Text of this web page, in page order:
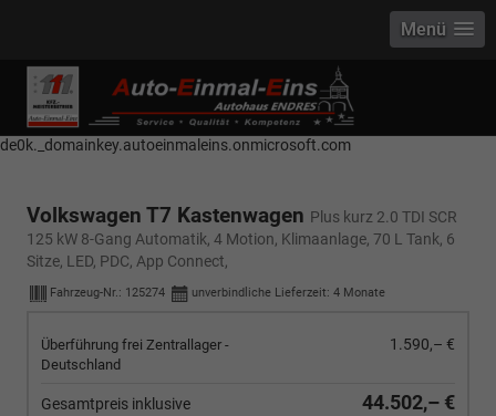
------------ Host Name : selector1._domainkey Points to address or value:
selector1-aee-de0k._domainkey.autoeinmaleins.onmicrosoft.com Host
Name : selector2._domainkey Points to address or value: selector2-aee-
de0k._domainkey.autoeinmaleins.onmicrosoft.com
Menü
Volkswagen T7 Kastenwagen Plus kurz 2.0 TDI SCR
125 kW 8-Gang Automatik, 4 Motion, Klimaanlage, 70 L Tank, 6
Sitze, LED, PDC, App Connect,
Fahrzeug-Nr.: 125274 unverbindliche Lieferzeit: 4 Monate
Überführung frei Zentrallager -
Deutschland
1.590,– €
Gesamtpreis inklusive
44.502,– €